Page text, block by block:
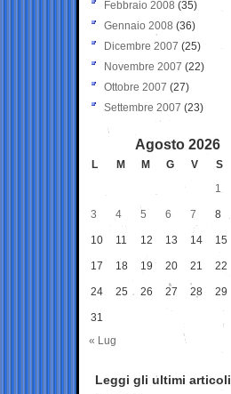
Febbraio 2008 (35)
Gennaio 2008 (36)
Dicembre 2007 (25)
Novembre 2007 (22)
Ottobre 2007 (27)
Settembre 2007 (23)
Agosto 2026
L M M G V S
1
3 4 5 6 7 8
10 11 12 13 14 15
17 18 19 20 21 22
24 25 26 27 28 29
31
« Lug
Leggi gli ultimi articoli